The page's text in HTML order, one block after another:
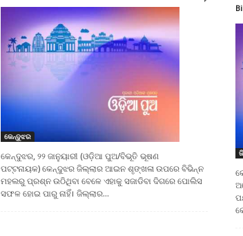
କେନ୍ଦୁଝର
କେନ୍ଦୁଝର, ୨୨ ଜାନୁୟାରୀ (ଓଡ଼ିଆ ପୁଅ/ବିଭୂତି ଭୂଷଣ
ପଟ୍ଟନାୟକ) କେନ୍ଦୁଝର ଜିଲ୍ଲାର ଆଇନ ଶୃଙ୍ଖଳା ଉପରେ ବିଭିନ୍ନ
ମହଲରୁ ପ୍ରଶ୍ନ ଉଠିଥିବା ବେଳେ ଏହାକୁ ସଜାଡିବା ଦିଗରେ ପୋଲିସ
ସଫଳ ହୋଇ ପାରୁ ନାହିଁ। ଜିଲ୍ଲାର...